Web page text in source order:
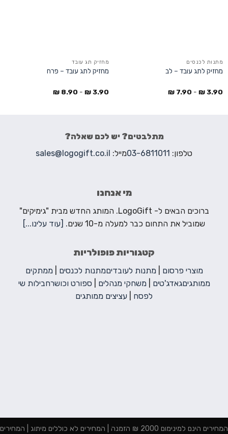
מתנות לכנסים
מחזיק לתג עובד – לב
3.90
₪
-
7.90
₪
מחזיק תג עובד
מחזיק לתג עובד – פרח
3.90
₪
-
8.90
₪
מתלבטים? יש לכם שאלה?
טלפון: 03-6811011מייל: sales@logogift.co.il
מי אנחנו
ברוכים הבאים ל- LogoGift. המותג החדש מבית "גימיקים"
שמוביל את התחום כבר למעלה מ-10 שנים.
[עוד עלינו...]
קטגוריות פופולריות
מוצרי פרסום מתנות לעובדיםמתנות לכנסים
ממתקים
ממותגיםגאדג'טים משחקי מנהלים ספורט וכושרחבילות שי
לפסח
עציצים ממותגים
המחירים הינם למינימום 2000 ₪ הזמנה | המחירים לא כוללים מיתוג | המחירים